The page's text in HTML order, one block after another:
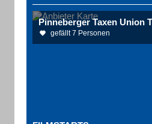
gefällt 7 Personen